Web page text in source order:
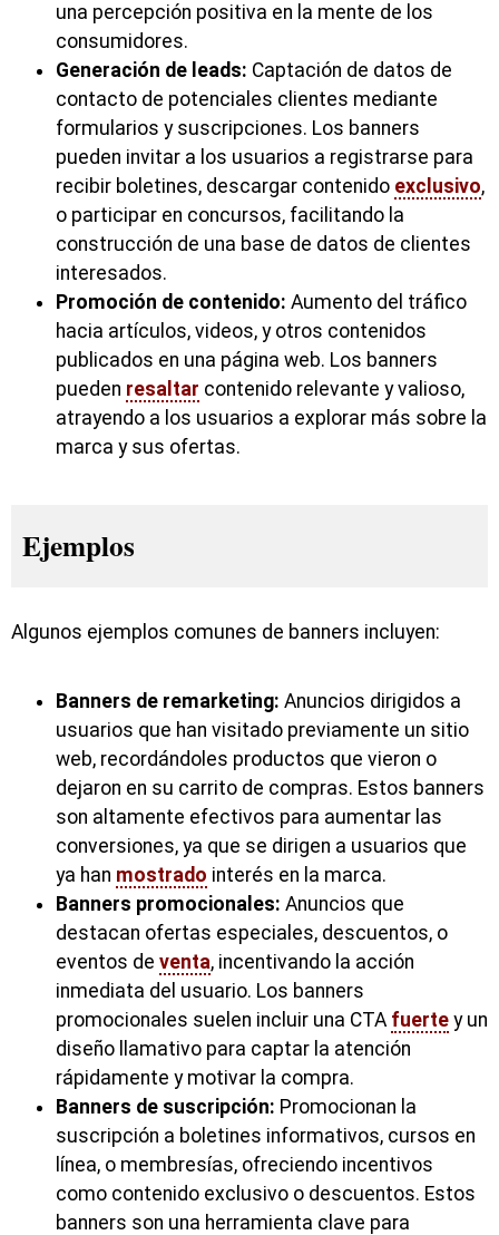
una percepción positiva en la mente de los
consumidores.
Generación de leads: Captación de datos de
contacto de potenciales clientes mediante
formularios y suscripciones. Los banners
pueden invitar a los usuarios a registrarse para
recibir boletines, descargar contenido exclusivo,
o participar en concursos, facilitando la
construcción de una base de datos de clientes
interesados.
Promoción de contenido: Aumento del tráfico
hacia artículos, videos, y otros contenidos
publicados en una página web. Los banners
pueden resaltar contenido relevante y valioso,
atrayendo a los usuarios a explorar más sobre la
marca y sus ofertas.
Ejemplos
Algunos ejemplos comunes de banners incluyen:
Banners de remarketing: Anuncios dirigidos a
usuarios que han visitado previamente un sitio
web, recordándoles productos que vieron o
dejaron en su carrito de compras. Estos banners
son altamente efectivos para aumentar las
conversiones, ya que se dirigen a usuarios que
ya han mostrado interés en la marca.
Banners promocionales: Anuncios que
destacan ofertas especiales, descuentos, o
eventos de venta, incentivando la acción
inmediata del usuario. Los banners
promocionales suelen incluir una CTA fuerte y un
diseño llamativo para captar la atención
rápidamente y motivar la compra.
Banners de suscripción: Promocionan la
suscripción a boletines informativos, cursos en
línea, o membresías, ofreciendo incentivos
como contenido exclusivo o descuentos. Estos
banners son una herramienta clave para